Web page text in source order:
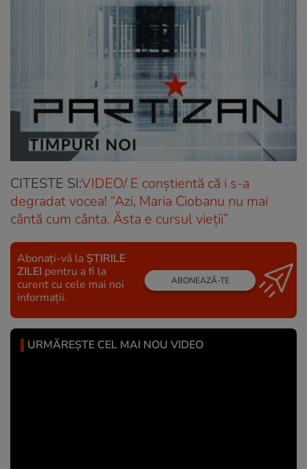
CITESTE SI:VIDEO/ E conștientă că i s-a
degradat vocea! “Azi, Maria Ciobanu nu mai
cântă cum cânta. Ăsta e cursul vieții”
Abonați-vă la ȘTIRILE
ZILEI pentru a fi la
curent cu cele mai noi
informații.
ABONEAZĂ-TE
URMĂREȘTE CEL MAI NOU VIDEO